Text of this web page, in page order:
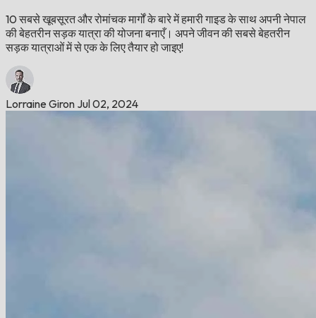
10 सबसे खूबसूरत और रोमांचक मार्गों के बारे में हमारी गाइड के साथ अपनी नेपाल
की बेहतरीन सड़क यात्रा की योजना बनाएँ। अपने जीवन की सबसे बेहतरीन
सड़क यात्राओं में से एक के लिए तैयार हो जाइए!
Lorraine Giron Jul 02, 2024